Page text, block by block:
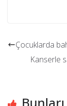
Çocuklarda
Kanserle